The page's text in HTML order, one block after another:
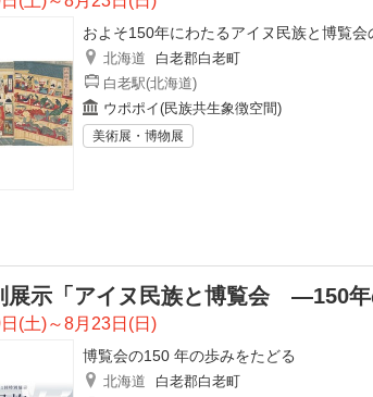
およそ150年にわたるアイヌ民族と博覧
北海道
白老郡白老町
白老駅(北海道)
ウポポイ(民族共生象徴空間)
美術展・博物展
展示「アイヌ民族と博覧会 ―150年
(土)～8月23日(日)
博覧会の150 年の歩みをたどる
北海道
白老郡白老町